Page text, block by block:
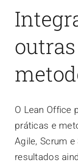
O Lean Office
práticas e
Agile, Scrum
resultados